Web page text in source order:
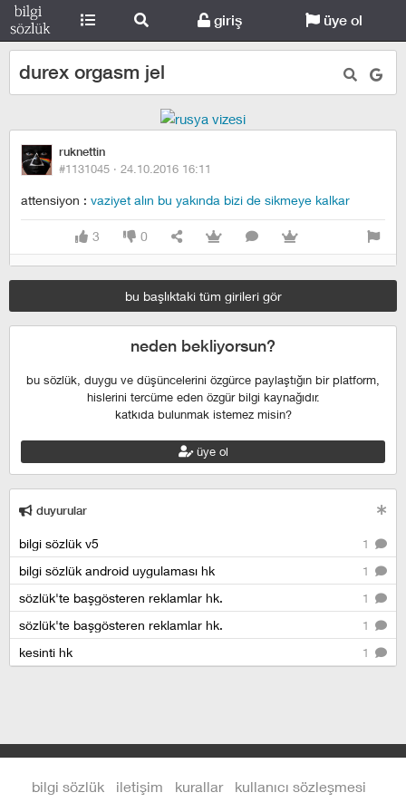
giriş üye ol
durex orgasm jel
ruknettin
#1131045 · 24.10.2016 16:11
attensiyon : vaziyet alın bu yakında bizi de sikmeye kalkar
3 0
bu başlıktaki tüm girileri gör
neden bekliyorsun?
bu sözlük, duygu ve düşüncelerini özgürce paylaştığın bir platform,
hislerini tercüme eden özgür bilgi kaynağıdır.
katkıda bulunmak istemez misin?
üye ol
duyurular
1
bilgi sözlük v5
1
bilgi sözlük android uygulaması hk
1
sözlük'te başgösteren reklamlar hk.
1
sözlük'te başgösteren reklamlar hk.
1
kesinti hk
bilgi sözlük iletişim kurallar kullanıcı sözleşmesi